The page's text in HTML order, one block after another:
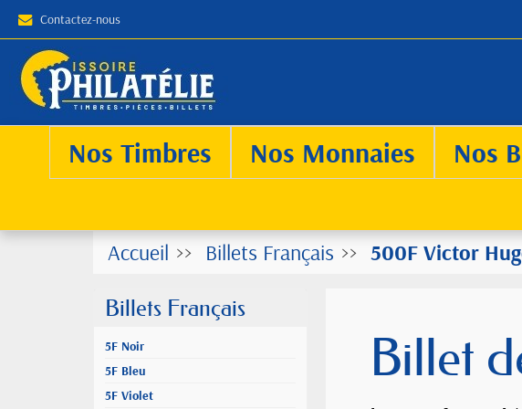
Contactez-nous
Nos Timbres Nos Monnaies Nos
Accueil Billets Français 500F Victor
Billets Français
5F Noir
5F Bleu
5F Violet
Billet